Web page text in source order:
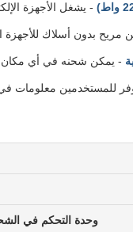
- يشغل الأجهزة
بدون أسلاك للأجهزة
- يمكن شحنه في أي مكان
للمستخدمين معلومات
وحدة التحكم في